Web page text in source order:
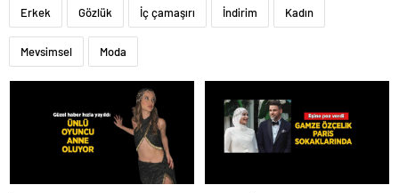
Erkek Gözlük İç çamaşırı İndirim Kadın
Mevsimsel Moda